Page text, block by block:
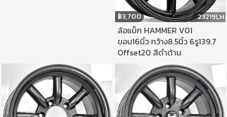
฿3,700 23219LH
ล้อแม็ก HAMMER V01
ขอบ16นิ้ว กว้าง8.5นิ้ว 6รู139.7
Offset20 สีดำด้าน